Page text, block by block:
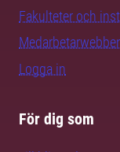
Fakulteter och
Logga in
För dig som